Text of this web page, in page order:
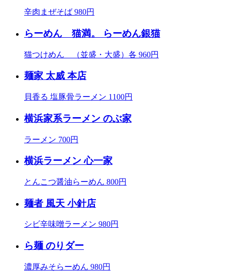
辛肉まぜそば 980円
らーめん 猫満。 らーめん銀猫
猫つけめん （並盛・大盛）各 960円
麺家 太威 本店
貝香る 塩豚骨ラーメン 1100円
横浜家系ラーメン のぶ家
ラーメン 700円
横浜ラーメン 心一家
とんこつ醤油らーめん 800円
麺者 風天 小針店
シビ辛味噌ラーメン 980円
ら麺 のりダー
濃厚みそらーめん 980円